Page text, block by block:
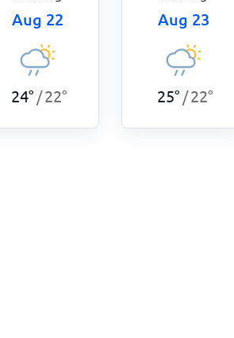
Aug 22
24° /22°
Aug 23
25° /22°